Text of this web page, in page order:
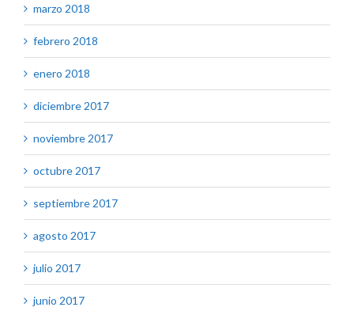
marzo 2018
febrero 2018
enero 2018
diciembre 2017
noviembre 2017
octubre 2017
septiembre 2017
agosto 2017
julio 2017
junio 2017